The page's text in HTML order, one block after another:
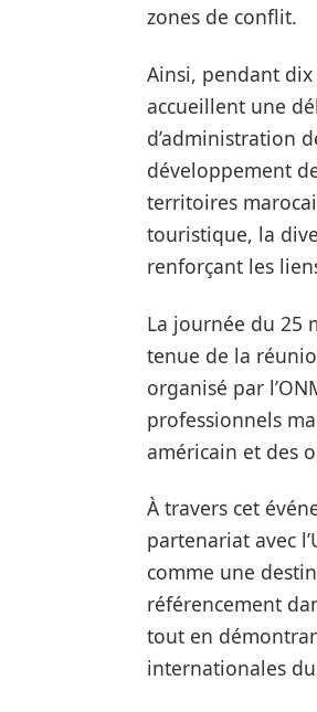
zones de conflit.
Ainsi, pendant dix
accueillent une
d’administration
développement
territoires
touristique, la
renforçant les
La journée du 25
tenue de la
organisé par
professionnels
américain et des
À travers cet
partenariat avec
comme une
référencement
tout en
internationales